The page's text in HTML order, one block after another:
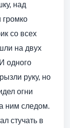
над
громко
со всех
на двух
одного
руку, но
огни
ним следом.
стучать в